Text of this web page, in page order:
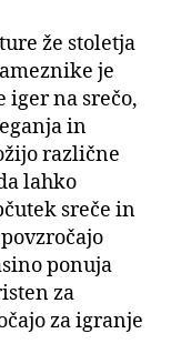
že stoletja
je
iger na srečo,
in
različne
lahko
sreče in
ponuja
za
za igranje